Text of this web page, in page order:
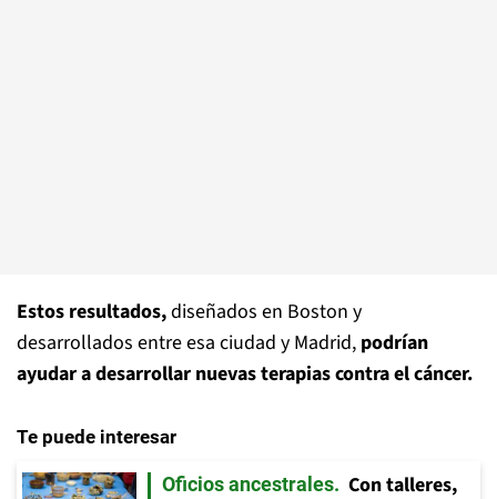
Estos resultados,diseñados en Boston y
desarrollados entre esa ciudad y Madrid, podrían
ayudar a desarrollar nuevas terapias contra el cáncer.
Te puede interesar
Oficios ancestrales
Con talleres,